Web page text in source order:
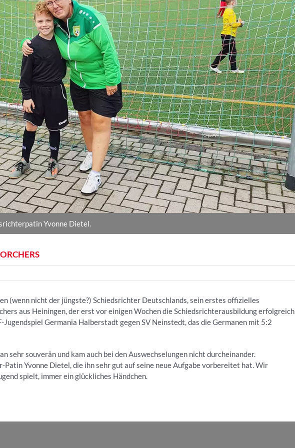
Yvonne Dietel.
(wenn nicht der jüngste?) Schiedsrichter Deutschlands, sein erstes offizielles
aus Heiningen, der erst vor einigen Wochen die Schiedsrichterausbildung erfolgreich
Germania Halberstadt gegen SV Neinstedt, das die Germanen mit 5:2
sehr souverän und kam auch bei den Auswechselungen nicht durcheinander.
Yvonne Dietel, die ihn sehr gut auf seine neue Aufgabe vorbereitet hat. Wir
spielt, immer ein glückliches Händchen.